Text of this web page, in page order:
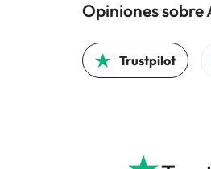
Opiniones sobre
Trustpilot